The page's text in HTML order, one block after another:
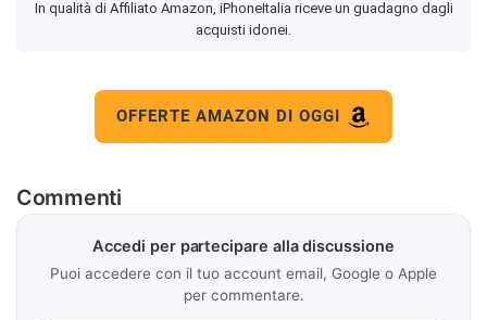
In qualità di Affiliato Amazon, iPhoneItalia riceve un guadagno dagli
acquisti idonei.
OFFERTE AMAZON DI OGGI
Commenti
Accedi per partecipare alla discussione
Puoi accedere con il tuo account email, Google o Apple
per commentare.